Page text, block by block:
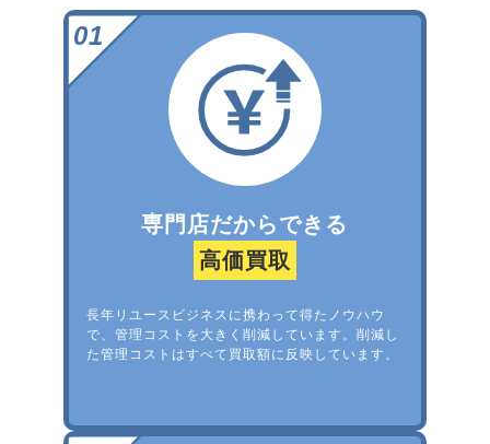
専門店だからできる
高価買取
長年リユースビジネスに携わって得たノウハウ
で、管理コストを大きく削減しています。削減し
た管理コストはすべて買取額に反映しています。